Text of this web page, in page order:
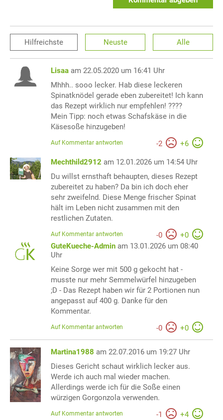
Hilfreichste Neuste Alle
Lisaa am 22.05.2020 um 16:41 Uhr
Mhhh.. sooo lecker. Hab diese leckeren
Spinatknödel gerade eben zubereitet! Ich kann
das Rezept wirklich nur empfehlen! ????
Mein Tipp: noch etwas Schafskäse in die
Käsesoße hinzugeben!
-2 +6
Auf Kommentar antworten
Mechthild2912 am 12.01.2026 um 14:54 Uhr
Du willst ernsthaft behaupten, dieses Rezept
zubereitet zu haben? Da bin ich doch eher
sehr zweifelnd. Diese Menge frischer Spinat
hält im Leben nicht zusammen mit den
restlichen Zutaten.
-0 +0
Auf Kommentar antworten
GuteKueche-Admin am 13.01.2026 um 08:40
Uhr
Keine Sorge wer mit 500 g gekocht hat -
musste nur mehr Semmelwürfel hinzugeben
;D - Das Rezept haben wir für 2 Portionen nun
angepasst auf 400 g. Danke für den
Kommentar.
-0 +0
Auf Kommentar antworten
Martina1988 am 22.07.2016 um 19:27 Uhr
Dieses Gericht schaut wirklich lecker aus.
Werde ich auch mal wieder machen.
Allerdings werde ich für die Soße einen
würzigen Gorgonzola verwenden.
-1 +4
Auf Kommentar antworten